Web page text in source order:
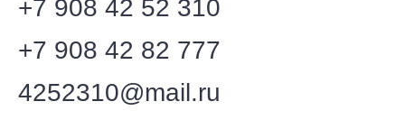
+7 908 42 52 310
+7 908 42 82 777
4252310@mail.ru